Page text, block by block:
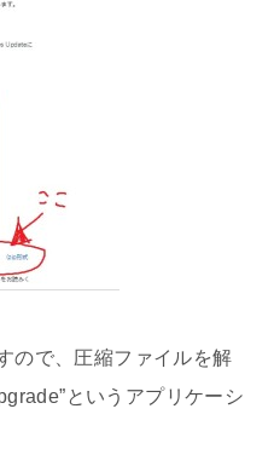
ので、圧縮ファイルを解
というアプリケーシ